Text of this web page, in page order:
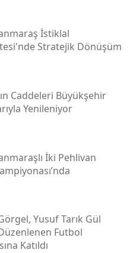
İstiklal
Stratejik Dönüşüm
Caddeleri Büyükşehir
Yenileniyor
İki Pehlivan
Yusuf Tarık Gül
Futbol
Katıldı